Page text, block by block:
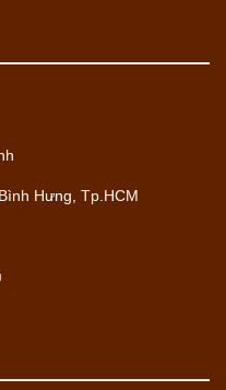
Hưng, Tp.HCM